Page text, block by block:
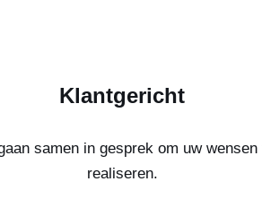
Klantgericht
samen in gesprek om uw wensen
realiseren.